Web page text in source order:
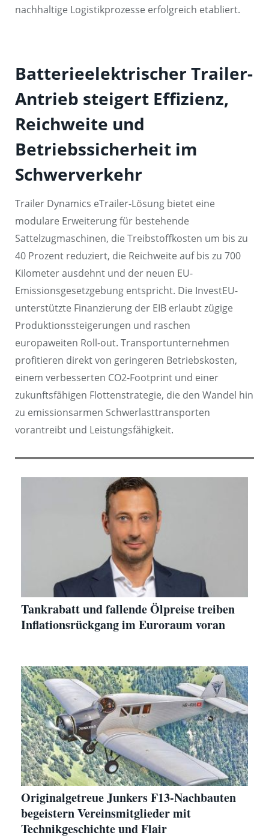
nachhaltige Logistikprozesse erfolgreich etabliert.
Batterieelektrischer Trailer-
Antrieb steigert Effizienz,
Reichweite und
Betriebssicherheit im
Schwerverkehr
Trailer Dynamics eTrailer-Lösung bietet eine
modulare Erweiterung für bestehende
Sattelzugmaschinen, die Treibstoffkosten um bis zu
40 Prozent reduziert, die Reichweite auf bis zu 700
Kilometer ausdehnt und der neuen EU-
Emissionsgesetzgebung entspricht. Die InvestEU-
unterstützte Finanzierung der EIB erlaubt zügige
Produktionssteigerungen und raschen
europaweiten Roll-out. Transportunternehmen
profitieren direkt von geringeren Betriebskosten,
einem verbesserten CO2-Footprint und einer
zukunftsfähigen Flottenstrategie, die den Wandel hin
zu emissionsarmen Schwerlasttransporten
vorantreibt und Leistungsfähigkeit.
Tankrabatt und fallende Ölpreise treiben
Inflationsrückgang im Euroraum voran
Originalgetreue Junkers F13-Nachbauten
begeistern Vereinsmitglieder mit
Technikgeschichte und Flair